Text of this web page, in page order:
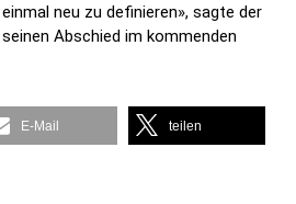
neu zu definieren», sagte der
Abschied im kommenden
E-Mail teilen